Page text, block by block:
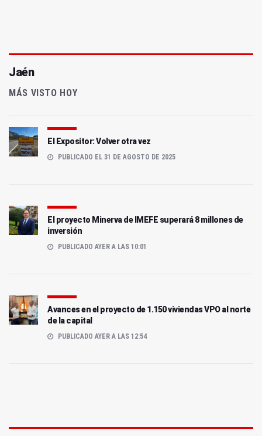
Jaén
MÁS VISTO HOY
El Expositor: Volver otra vez
PUBLICADO EL 31 DE AGOSTO DE 2025
El proyecto Minerva de IMEFE superará 8 millones de
inversión
PUBLICADO AYER A LAS 10:01
Avances en el proyecto de 1.150 viviendas VPO al norte
de la capital
PUBLICADO AYER A LAS 12:54